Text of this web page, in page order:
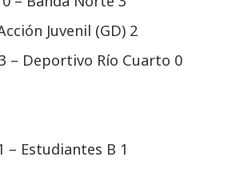
Juvenil (GD) 2
– Deportivo Río Cuarto 0
– Estudiantes B 1